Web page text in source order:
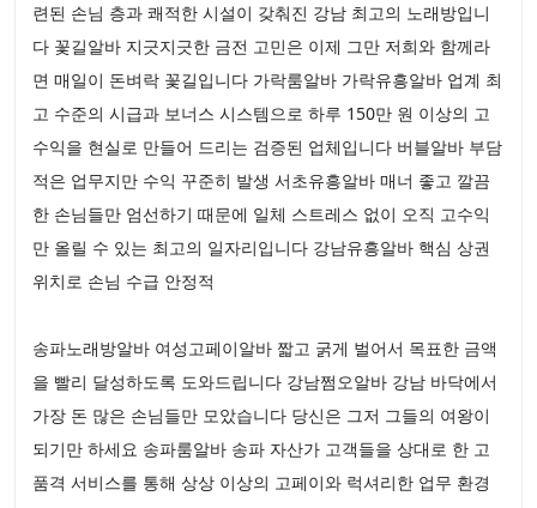
련된 손님 층과 쾌적한 시설이 갖춰진 강남 최고의 노래방입니
다 꽃길알바 지긋지긋한 금전 고민은 이제 그만 저희와 함께라
면 매일이 돈벼락 꽃길입니다 가락룸알바 가락유흥알바 업계 최
고 수준의 시급과 보너스 시스템으로 하루 150만 원 이상의 고
수익을 현실로 만들어 드리는 검증된 업체입니다 버블알바 부담
적은 업무지만 수익 꾸준히 발생 서초유흥알바 매너 좋고 깔끔
한 손님들만 엄선하기 때문에 일체 스트레스 없이 오직 고수익
만 올릴 수 있는 최고의 일자리입니다 강남유흥알바 핵심 상권
위치로 손님 수급 안정적
송파노래방알바 여성고페이알바 짧고 굵게 벌어서 목표한 금액
을 빨리 달성하도록 도와드립니다 강남쩜오알바 강남 바닥에서
가장 돈 많은 손님들만 모았습니다 당신은 그저 그들의 여왕이
되기만 하세요 송파룸알바 송파 자산가 고객들을 상대로 한 고
품격 서비스를 통해 상상 이상의 고페이와 럭셔리한 업무 환경